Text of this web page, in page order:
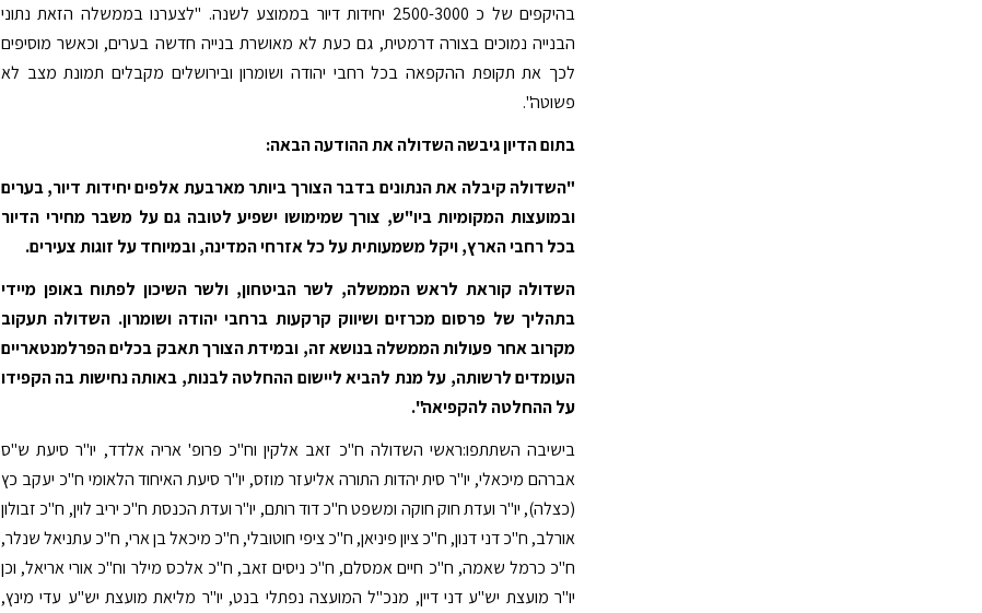
בהיקפים של כ 2500-3000 יחידות דיור בממוצע לשנה. "לצערנו בממשלה הזאת נתוני
הבנייה נמוכים בצורה דרמטית, גם כעת לא מאושרת בנייה חדשה בערים, וכאשר מוסיפים
לכך את תקופת ההקפאה בכל רחבי יהודה ושומרון ובירושלים מקבלים תמונת מצב לא
פשוטה".
בתום הדיון גיבשה השדולה את ההודעה הבאה:
"השדולה קיבלה את הנתונים בדבר הצורך ביותר מארבעת אלפים יחידות דיור, בערים
ובמועצות המקומיות ביו"ש, צורך שמימושו ישפיע לטובה גם על משבר מחירי הדיור
בכל רחבי הארץ, ויקל משמעותית על כל אזרחי המדינה, ובמיוחד על זוגות צעירים.
השדולה קוראת לראש הממשלה, לשר הביטחון, ולשר השיכון לפתוח באופן מיידי
בתהליך של פרסום מכרזים ושיווק קרקעות ברחבי יהודה ושומרון. השדולה תעקוב
מקרוב אחר פעולות הממשלה בנושא זה, ובמידת הצורך תאבק בכלים הפרלמנטאריים
העומדים לרשותה, על מנת להביא ליישום ההחלטה לבנות, באותה נחישות בה הקפידו
על ההחלטה להקפיאה".
בישיבה השתתפו:ראשי השדולה ח"כ זאב אלקין וח"כ פרופ' אריה אלדד, יו"ר סיעת ש"ס
אברהם מיכאלי, יו"ר סית יהדות התורה אליעזר מוזס, יו"ר סיעת האיחוד הלאומי ח"כ יעקב כץ
(כצלה), יו"ר ועדת חוק חוקה ומשפט ח"כ דוד רותם, יו"ר ועדת הכנסת ח"כ יריב לוין, ח"כ זבולון
אורלב, ח"כ דני דנון, ח"כ ציון פיניאן, ח"כ ציפי חוטובלי, ח"כ מיכאל בן ארי, ח"כ עתניאל שנלר,
ח"כ כרמל שאמה, ח"כ חיים אמסלם, ח"כ ניסים זאב, ח"כ אלכס מילר וח"כ אורי אריאל, וכן
יו"ר מועצת יש"ע דני דיין, מנכ"ל המועצה נפתלי בנט, יו"ר מליאת מועצת יש"ע עדי מינץ,